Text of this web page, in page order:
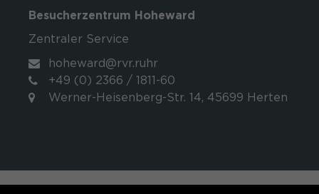
Besucherzentrum Hoheward
Zentraler Service
hoheward@rvr.ruhr
+49 (0) 2366 / 1811-60
Werner-Heisenberg-Str. 14, 45699 Herten